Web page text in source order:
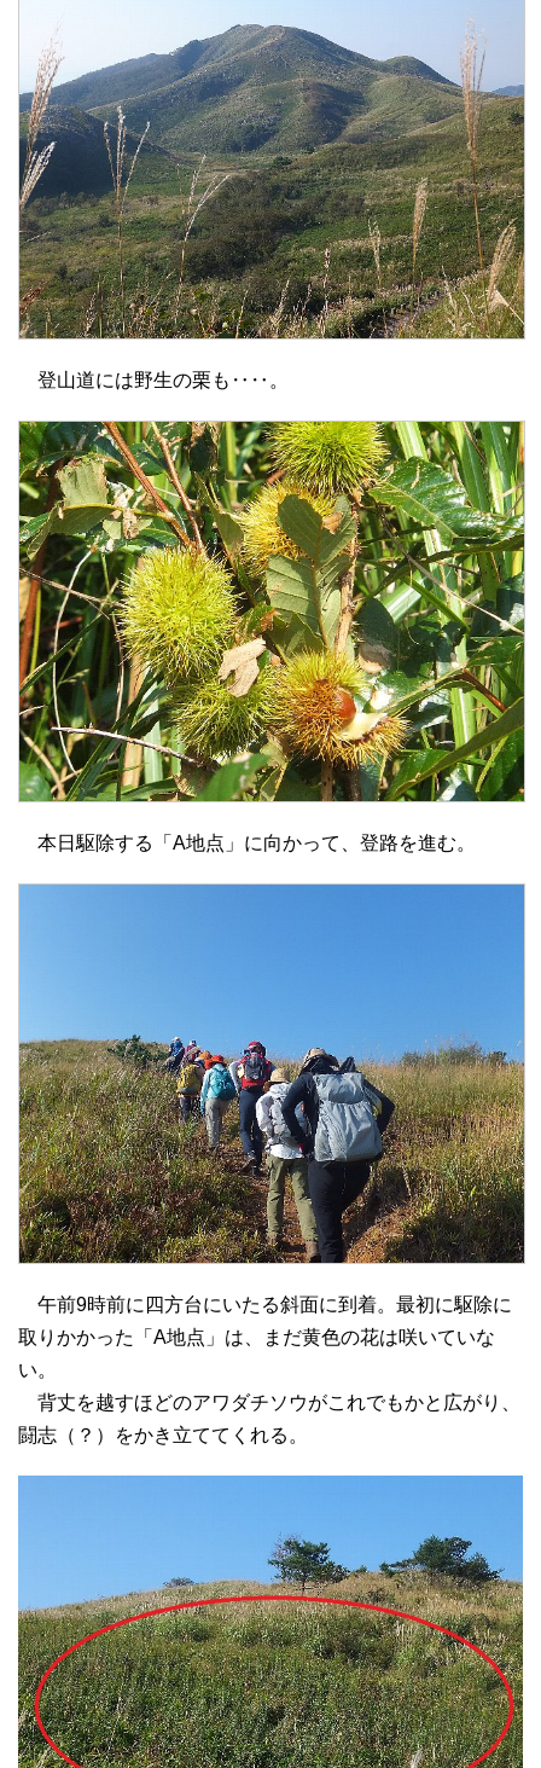
登山道には野生の栗も‥‥。
本日駆除する「A地点」に向かって、登路を進む。
午前9時前に四方台にいたる斜面に到着。最初に駆除に
取りかかった「A地点」は、まだ黄色の花は咲いていな
い。
背丈を越すほどのアワダチソウがこれでもかと広がり、
闘志（？）をかき立ててくれる。